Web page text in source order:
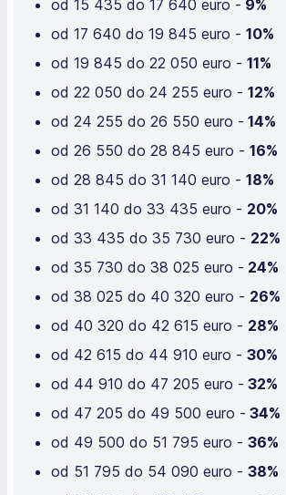
od 15 435 do 17 640 euro - 9%
od 17 640 do 19 845 euro - 10%
od 19 845 do 22 050 euro - 11%
od 22 050 do 24 255 euro - 12%
od 24 255 do 26 550 euro - 14%
od 26 550 do 28 845 euro - 16%
od 28 845 do 31 140 euro - 18%
od 31 140 do 33 435 euro - 20%
od 33 435 do 35 730 euro - 22%
od 35 730 do 38 025 euro - 24%
od 38 025 do 40 320 euro - 26%
od 40 320 do 42 615 euro - 28%
od 42 615 do 44 910 euro - 30%
od 44 910 do 47 205 euro - 32%
od 47 205 do 49 500 euro - 34%
od 49 500 do 51 795 euro - 36%
od 51 795 do 54 090 euro - 38%